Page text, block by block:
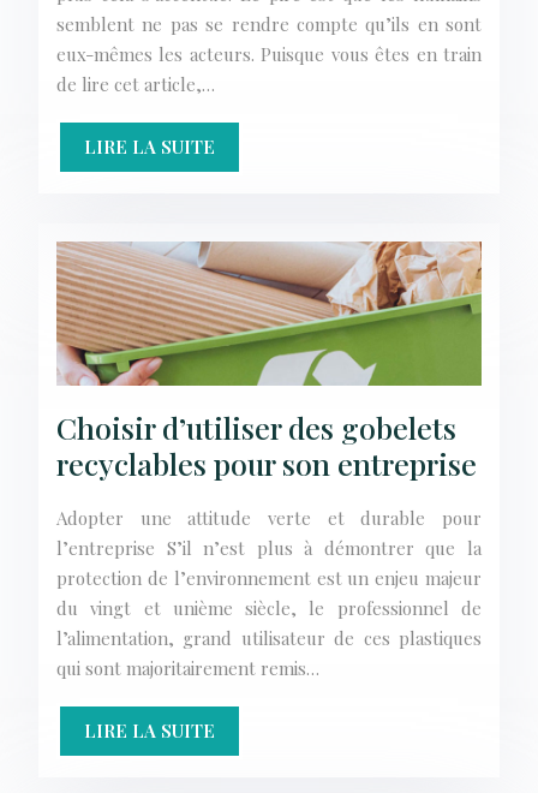
semblent ne pas se rendre compte qu’ils en sont
eux-mêmes les acteurs. Puisque vous êtes en train
de lire cet article,…
LIRE LA SUITE
Choisir d’utiliser des gobelets
recyclables pour son entreprise
Adopter une attitude verte et durable pour
l’entreprise S’il n’est plus à démontrer que la
protection de l’environnement est un enjeu majeur
du vingt et unième siècle, le professionnel de
l’alimentation, grand utilisateur de ces plastiques
qui sont majoritairement remis…
LIRE LA SUITE